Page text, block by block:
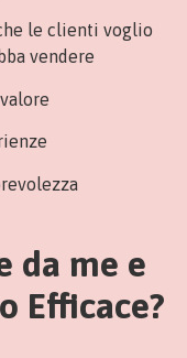
le clienti voglio
vendere
da me e
Efficace?